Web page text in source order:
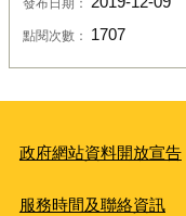
點閱次數： 1707
政府網站資料開放宣告
服務時間及聯絡資訊